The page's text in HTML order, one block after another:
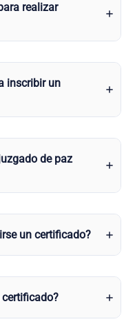
realizar
inscribir un
de paz
un certificado?
certificado?